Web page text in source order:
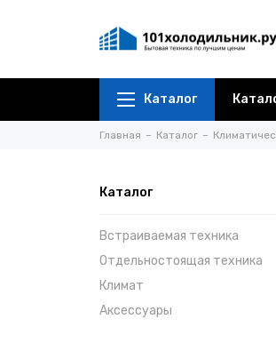
Каталог
Главная Каталог
Каталог
Встраиваемая техника
Отдельностоящая техника
Климат
Аксессуары